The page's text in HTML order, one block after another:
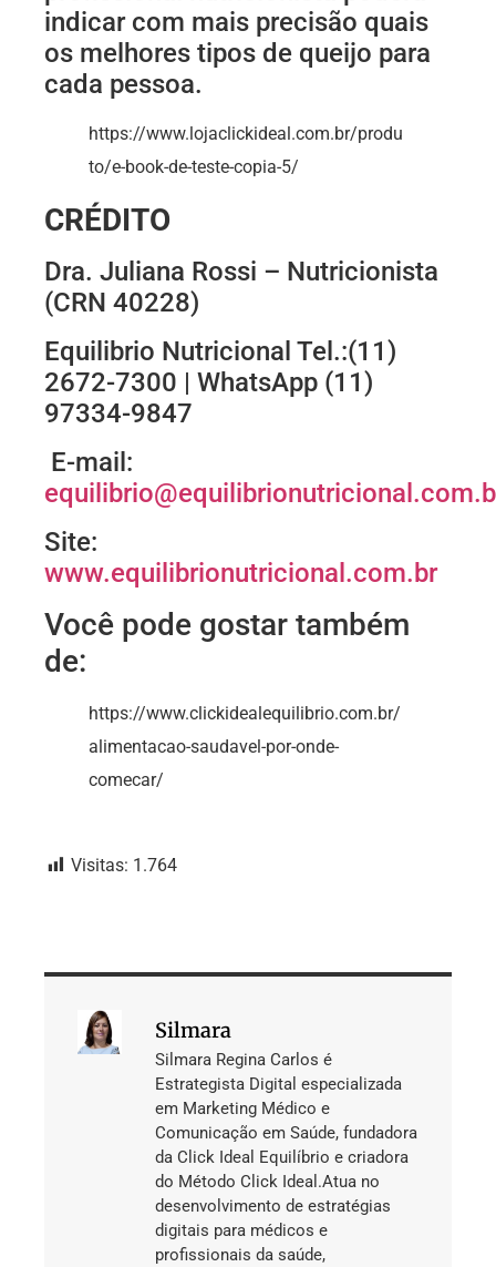
indicar com mais precisão quais
os melhores tipos de queijo para
cada pessoa.
https://www.lojaclickideal.com.br/produ
to/e-book-de-teste-copia-5/
CRÉDITO
Dra. Juliana Rossi – Nutricionista
(CRN 40228)
Equilibrio Nutricional Tel.:(11)
2672-7300 | WhatsApp (11)
97334-9847
E-mail:
Site:
www.equilibrionutricional.com.br
Você pode gostar também
de:
https://www.clickidealequilibrio.com.br/
alimentacao-saudavel-por-onde-
comecar/
Visitas: 1.764
Silmara
Silmara Regina Carlos é
Estrategista Digital especializada
em Marketing Médico e
Comunicação em Saúde, fundadora
da Click Ideal Equilíbrio e criadora
do Método Click Ideal.Atua no
desenvolvimento de estratégias
digitais para médicos e
profissionais da saúde,